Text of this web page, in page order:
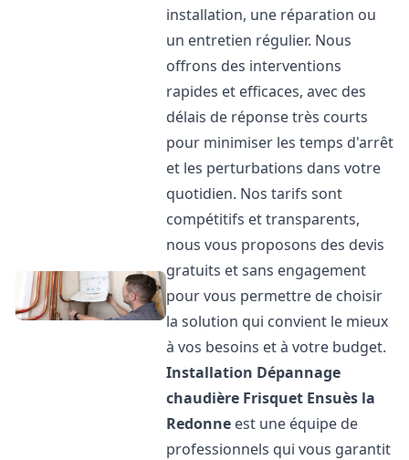
installation, une réparation ou
un entretien régulier. Nous
offrons des interventions
rapides et efficaces, avec des
délais de réponse très courts
pour minimiser les temps d'arrêt
et les perturbations dans votre
quotidien. Nos tarifs sont
compétitifs et transparents,
nous vous proposons des devis
gratuits et sans engagement
pour vous permettre de choisir
la solution qui convient le mieux
à vos besoins et à votre budget.
Installation Dépannage
chaudière Frisquet Ensuès la
Redonne est une équipe de
professionnels qui vous garantit